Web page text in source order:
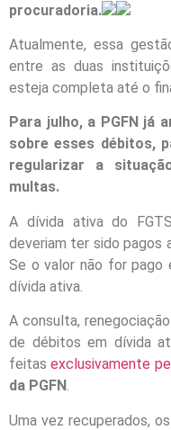
procuradoria.
Atualmente, essa
entre as duas
esteja completa até o
Para julho, a PGFN já
sobre esses débitos,
regularizar a
multas.
A dívida ativa do
deveriam ter sido pagos
Se o valor não for pago
dívida ativa.
A consulta,
de débitos em dívida
feitasexclusivamente
da PGFN.
Uma vez recuperados,